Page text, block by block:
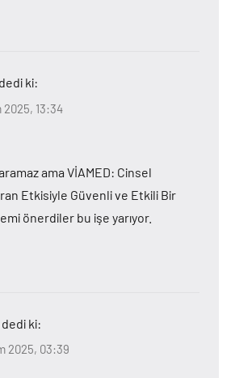
dedi ki:
2025, 13:34
ama VİAMED: Cinsel
Etkisiyle Güvenli ve Etkili Bir
önerdiler bu işe yarıyor.
dedi ki:
2025, 03:39